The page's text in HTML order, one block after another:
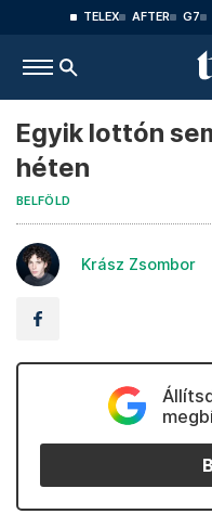
TELEX AFTER G7
Egyik lottón
héten
BELFÖLD
Krász Zsombor